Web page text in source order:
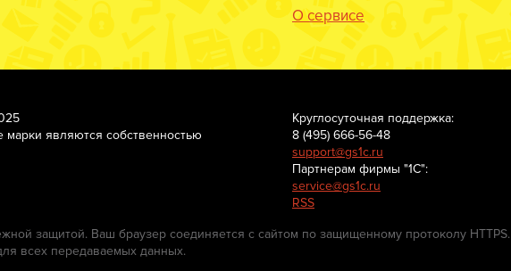
О сервисе
являются собственностью
Круглосуточная поддержка:
8 (495) 666-56-48
support@gs1c.ru
Партнерам фирмы "1С":
service@gs1c.ru
RSS
защитой. Ваш браузер соединяется с сайтом по защищенному протоколу HTTPS.
всех передаваемых данных.